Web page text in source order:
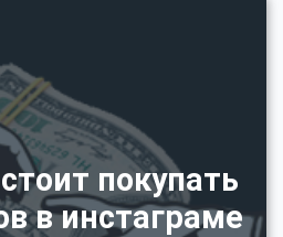
покупать
в инстаграме